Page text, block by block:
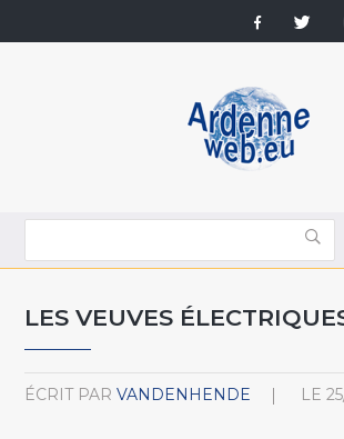
LES VEUVES
ÉCRIT PAR VANDENHENDE LE